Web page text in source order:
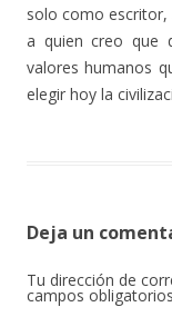
solo como escritor,
a quien creo que
valores humanos
elegir hoy la
Deja un
Tu dirección de
campos